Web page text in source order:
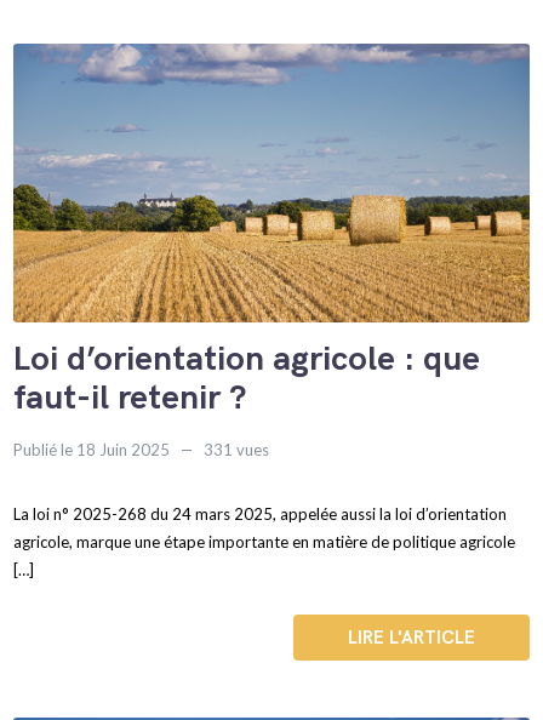
Loi d’orientation agricole : que
faut-il retenir ?
Publié le 18 Juin 2025 331 vues
La loi n° 2025-268 du 24 mars 2025, appelée aussi la loi d’orientation
agricole, marque une étape importante en matière de politique agricole
[…]
LIRE L'ARTICLE